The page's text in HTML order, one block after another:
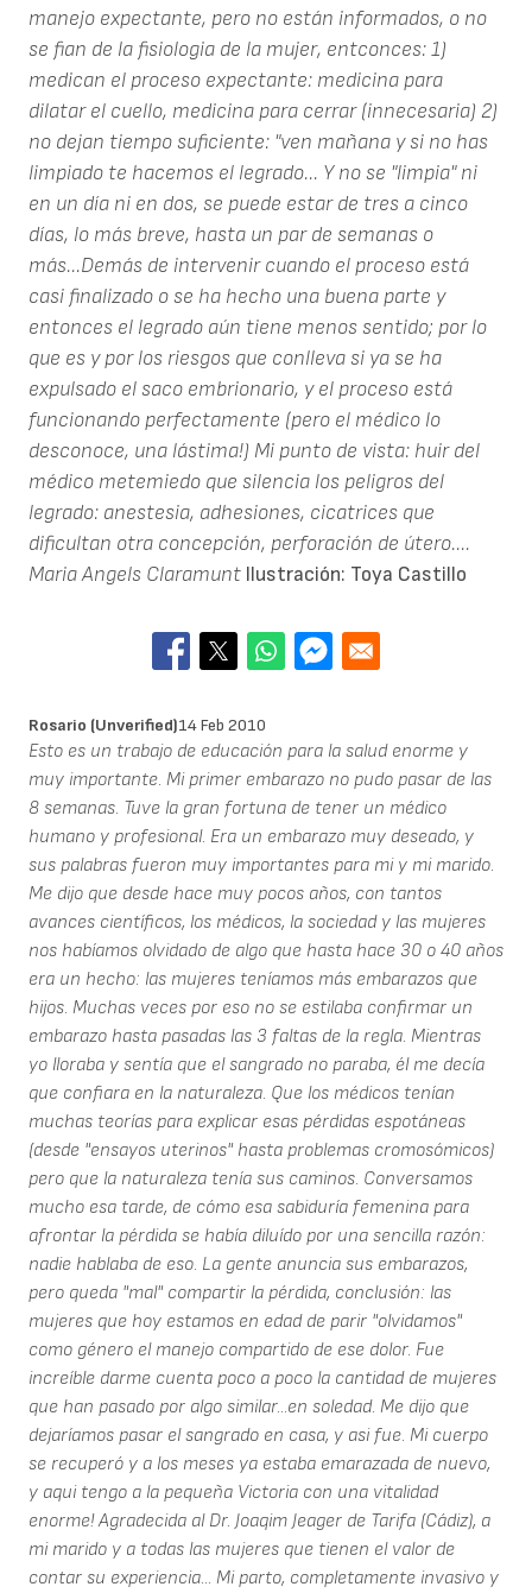
manejo expectante, pero no están informados, o no
se fian de la fisiologia de la mujer, entconces: 1)
medican el proceso expectante: medicina para
dilatar el cuello, medicina para cerrar (innecesaria) 2)
no dejan tiempo suficiente: "ven mañana y si no has
limpiado te hacemos el legrado... Y no se "limpia" ni
en un día ni en dos, se puede estar de tres a cinco
días, lo más breve, hasta un par de semanas o
más...Demás de intervenir cuando el proceso está
casi finalizado o se ha hecho una buena parte y
entonces el legrado aún tiene menos sentido; por lo
que es y por los riesgos que conlleva si ya se ha
expulsado el saco embrionario, y el proceso está
funcionando perfectamente (pero el médico lo
desconoce, una lástima!) Mi punto de vista: huir del
médico metemiedo que silencia los peligros del
legrado: anestesia, adhesiones, cicatrices que
dificultan otra concepción, perforación de útero....
Maria Angels Claramunt Ilustración: Toya Castillo
Rosario (unverified)14 Feb 2010
Esto es un trabajo de educación para la salud enorme y
muy importante. Mi primer embarazo no pudo pasar de las
8 semanas. Tuve la gran fortuna de tener un médico
humano y profesional. Era un embarazo muy deseado, y
sus palabras fueron muy importantes para mi y mi marido.
Me dijo que desde hace muy pocos años, con tantos
avances científicos, los médicos, la sociedad y las mujeres
nos habíamos olvidado de algo que hasta hace 30 o 40 años
era un hecho: las mujeres teníamos más embarazos que
hijos. Muchas veces por eso no se estilaba confirmar un
embarazo hasta pasadas las 3 faltas de la regla. Mientras
yo lloraba y sentía que el sangrado no paraba, él me decía
que confiara en la naturaleza. Que los médicos tenían
muchas teorías para explicar esas pérdidas espotáneas
(desde "ensayos uterinos" hasta problemas cromosómicos)
pero que la naturaleza tenía sus caminos. Conversamos
mucho esa tarde, de cómo esa sabiduría femenina para
afrontar la pérdida se había diluído por una sencilla razón:
nadie hablaba de eso. La gente anuncia sus embarazos,
pero queda "mal" compartir la pérdida, conclusión: las
mujeres que hoy estamos en edad de parir "olvidamos"
como género el manejo compartido de ese dolor. Fue
increíble darme cuenta poco a poco la cantidad de mujeres
que han pasado por algo similar...en soledad. Me dijo que
dejaríamos pasar el sangrado en casa, y asi fue. Mi cuerpo
se recuperó y a los meses ya estaba emarazada de nuevo,
y aqui tengo a la pequeña Victoria con una vitalidad
enorme! Agradecida al Dr. Joaqim Jeager de Tarifa (Cádiz), a
mi marido y a todas las mujeres que tienen el valor de
contar su experiencia... Mi parto, completamente invasivo y